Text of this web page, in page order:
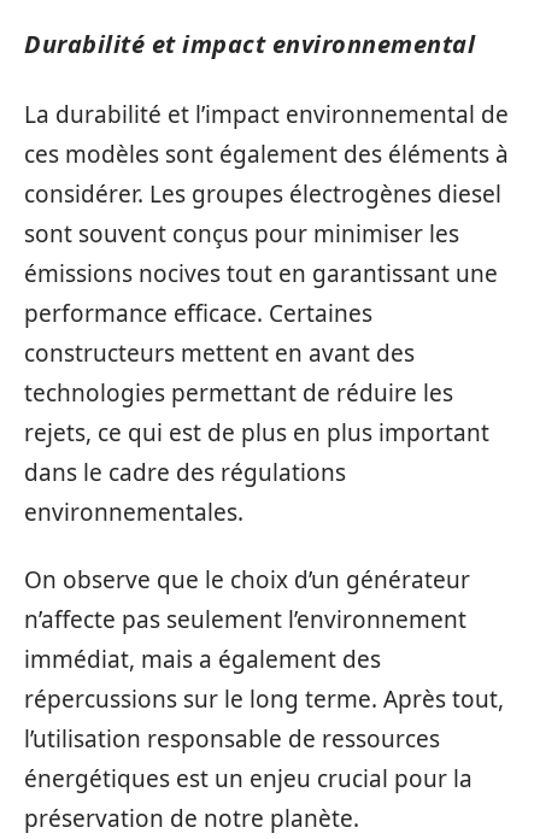
Durabilité et impact environnemental
La durabilité et l’impact environnemental de
ces modèles sont également des éléments à
considérer. Les groupes électrogènes diesel
sont souvent conçus pour minimiser les
émissions nocives tout en garantissant une
performance efficace. Certaines
constructeurs mettent en avant des
technologies permettant de réduire les
rejets, ce qui est de plus en plus important
dans le cadre des régulations
environnementales.
On observe que le choix d’un générateur
n’affecte pas seulement l’environnement
immédiat, mais a également des
répercussions sur le long terme. Après tout,
l’utilisation responsable de ressources
énergétiques est un enjeu crucial pour la
préservation de notre planète.